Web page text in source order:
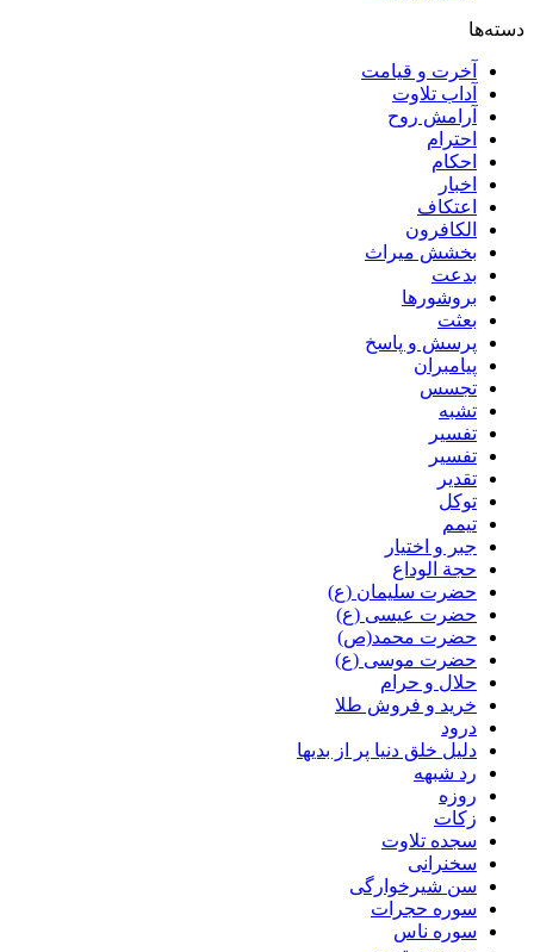
دسته‌ها
آخرت و قیامت
آداب تلاوت
آرامش روح
احترام
احکام
اخبار
اعتکاف
الکافرون
بخشش میراث
بدعت
بروشورها
بعثت
پرسش و پاسخ
پیامبران
تجسس
تشبه
تفسیر
تفسیر
تقدیر
توکل
تیمم
جبر و اختیار
حجة الوداع
حضرت سلیمان (ع)
حضرت عیسی (ع)
حضرت محمد(ص)
حضرت موسی (ع)
حلال و حرام
خرید و فروش طلا
درود
دلیل خلق دنیا پر از بدیها
رد شبهه
روزه
زکات
سجده تلاوت
سخنرانی
سن شیرخوارگی
سوره حجرات
سوره ناس